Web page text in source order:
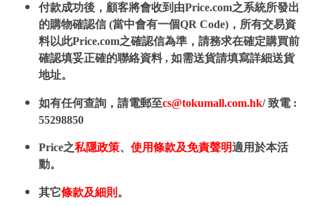
付款成功後，顧客將會收到由Price.com之系統所發出
的購物確認信 (當中會有一個QR Code)，所有交易資
料以此Price.com之確認信為準，請務求在確定購買前
確認填妥正確的聯絡資料 , 如需送貨請填寫詳細送貨
地址。
如有任何查詢，請電郵至cs@tokumall.com.hk/ 致電 :
55298850
Price之私隱政策、 使用條款及免責聲明適用於本活
動。
其它條款及細則 。